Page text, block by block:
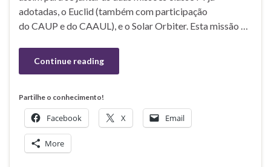
adotadas, o Euclid (também com participação
do CAUP e do CAAUL), e o Solar Orbiter. Esta missão …
Continue reading
Partilhe o conhecimento!
Facebook X Email
More